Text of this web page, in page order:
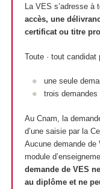
La VES s’adresse à
accès, une
certificat ou titre
Toute · tout
une seule
trois
Au Cnam, la
d’une saisie par la
Aucune demande de
module
demande de VES
au diplôme etne